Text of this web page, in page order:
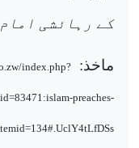
کے رہائشی
ماخذ: index.php?
preaches-